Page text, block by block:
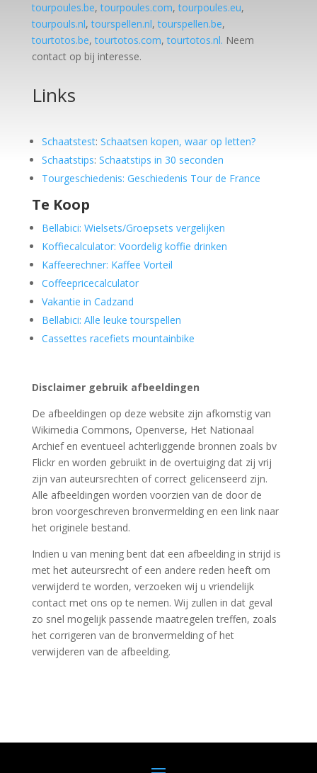
tourpoules.be,tourpoules.com,tourpoules.eu,
tourpouls.nl,tourspellen.nl,tourspellen.be,
tourtotos.be,tourtotos.com,tourtotos.nl. Neem
contact op bij interesse.
Links
Schaatstest: Schaatsen kopen, waar op letten?
Schaatstips: Schaatstips in 30 seconden
Tourgeschiedenis: Geschiedenis Tour de France
Te Koop
Bellabici: Wielsets/Groepsets vergelijken
Koffiecalculator: Voordelig koffie drinken
Kaffeerechner: Kaffee Vorteil
Coffeepricecalculator
Vakantie in Cadzand
Bellabici: Alle leuke tourspellen
Cassettes racefiets mountainbike
Disclaimer gebruik afbeeldingen
De afbeeldingen op deze website zijn afkomstig van
Wikimedia Commons, Openverse, Het Nationaal
Archief en eventueel achterliggende bronnen zoals bv
Flickr en worden gebruikt in de overtuiging dat zij vrij
zijn van auteursrechten of correct gelicenseerd zijn.
Alle afbeeldingen worden voorzien van de door de
bron voorgeschreven bronvermelding en een link naar
het originele bestand.
Indien u van mening bent dat een afbeelding in strijd is
met het auteursrecht of een andere reden heeft om
verwijderd te worden, verzoeken wij u vriendelijk
contact met ons op te nemen. Wij zullen in dat geval
zo snel mogelijk passende maatregelen treffen, zoals
het corrigeren van de bronvermelding of het
verwijderen van de afbeelding.